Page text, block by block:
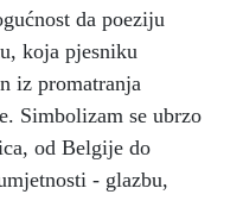
da poeziju
koja pjesniku
iz promatranja
Simbolizam se ubrzo
od Belgije do
- glazbu,